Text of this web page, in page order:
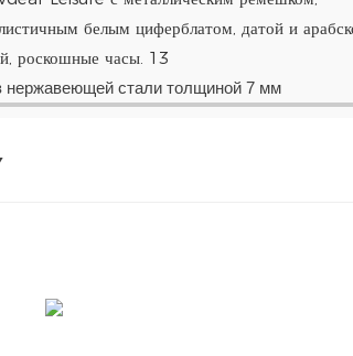
нержавеющей стали толщиной 7 мм